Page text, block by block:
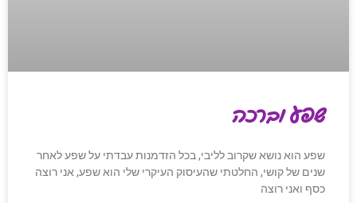
שפע וברכה
שפע הוא נושא שקרוב לליבי, בכל הזדמנות עבדתי על שפע לאחר
שנים של קושי, החלטתי שהעיסוק העיקרי שלי הוא שפע, אני רוצה
כסף ואני רוצה